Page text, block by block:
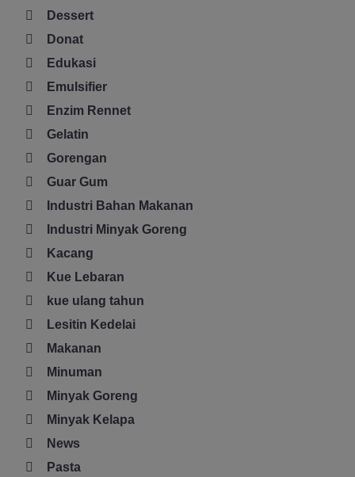
Dessert
Donat
Edukasi
Emulsifier
Enzim Rennet
Gelatin
Gorengan
Guar Gum
Industri Bahan Makanan
Industri Minyak Goreng
Kacang
Kue Lebaran
kue ulang tahun
Lesitin Kedelai
Makanan
Minuman
Minyak Goreng
Minyak Kelapa
News
Pasta